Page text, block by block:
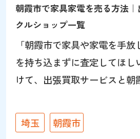
朝霞市で家具家電を売る方法
クルショップ一覧
「朝霞市で家具や家電を手
を持ち込まずに査定してほし
けて、出張買取サービスと朝
ーセラー朝霞店（幸町）のお
ち込み・出張のどちらも利用
埼玉 朝霞市